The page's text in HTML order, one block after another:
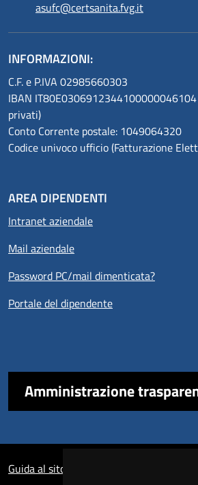
asufc@certsanita.fvg.it
INFORMAZIONI:
C.F. e P.IVA 02985660303
IBAN
privati)
Conto Corrente postale: 1049064320
Codice univoco ufficio (Fatturazione
AREA DIPENDENTI
Intranet aziendale
Mail aziendale
Password PC/mail dimenticata?
Portale del dipendente
Amministrazione
Guida al sito